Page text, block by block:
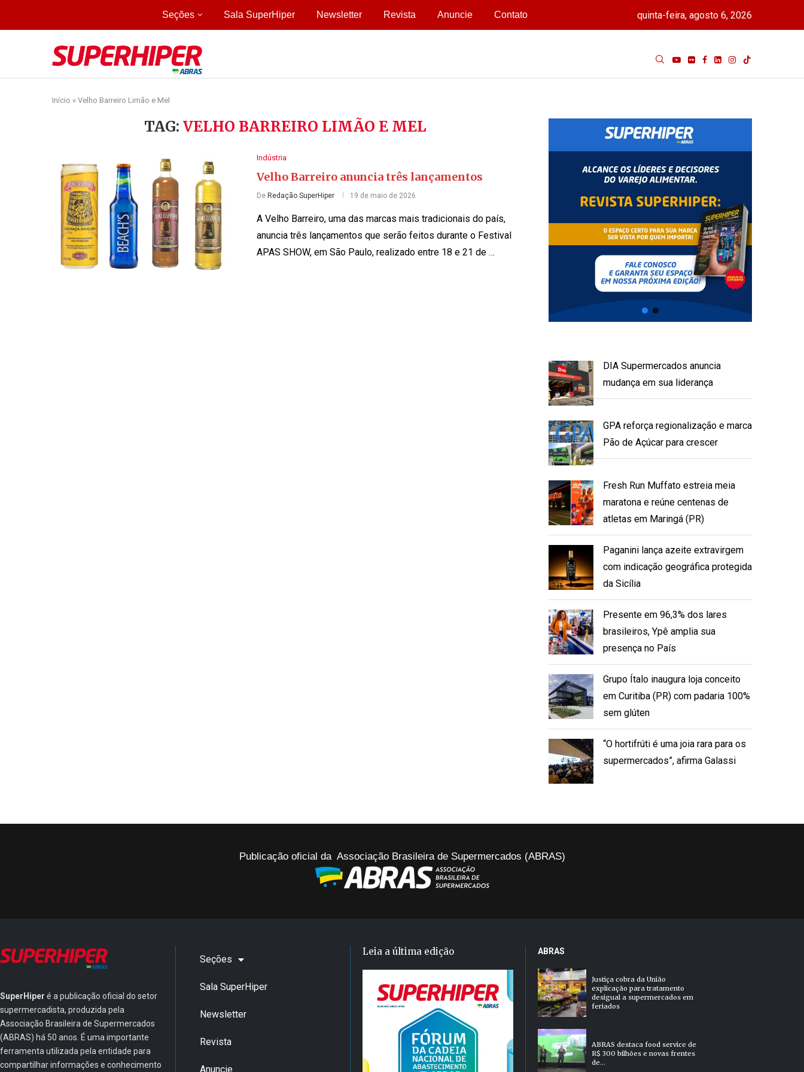
Seções Sala SuperHiper Newsletter Revista Anuncie Contato quinta-feira, agosto 6, 2026
Início » Velho Barreiro Limão e Mel
TAG: VELHO BARREIRO LIMÃO E MEL
Indústria
Velho Barreiro anuncia três lançamentos
De Redação SuperHiper 19 de maio de 2026
A Velho Barreiro, uma das marcas mais tradicionais do país,
anuncia três lançamentos que serão feitos durante o Festival
APAS SHOW, em São Paulo, realizado entre 18 e 21 de …
DIA Supermercados anuncia
mudança em sua liderança
GPA reforça regionalização e marca
Pão de Açúcar para crescer
Fresh Run Muffato estreia meia
maratona e reúne centenas de
atletas em Maringá (PR)
Paganini lança azeite extravirgem
com indicação geográfica protegida
da Sicília
Presente em 96,3% dos lares
brasileiros, Ypê amplia sua
presença no País
Grupo Ítalo inaugura loja conceito
em Curitiba (PR) com padaria 100%
sem glúten
“O hortifrúti é uma joia rara para os
supermercados”, afirma Galassi
Publicação oficial da Associação Brasileira de Supermercados (ABRAS)
SuperHiper é a publicação oficial do setor
supermercadista, produzida pela
Associação Brasileira de Supermercados
(ABRAS) há 50 anos. É uma importante
ferramenta utilizada pela entidade para
compartilhar informações e conhecimento
Seções
Sala SuperHiper
Newsletter
Revista
Anuncie
Leia a última edição ABRAS
Justiça cobra da União
explicação para tratamento
desigual a supermercados em
feriados
ABRAS destaca food service de
R$ 300 bilhões e novas frentes
de...